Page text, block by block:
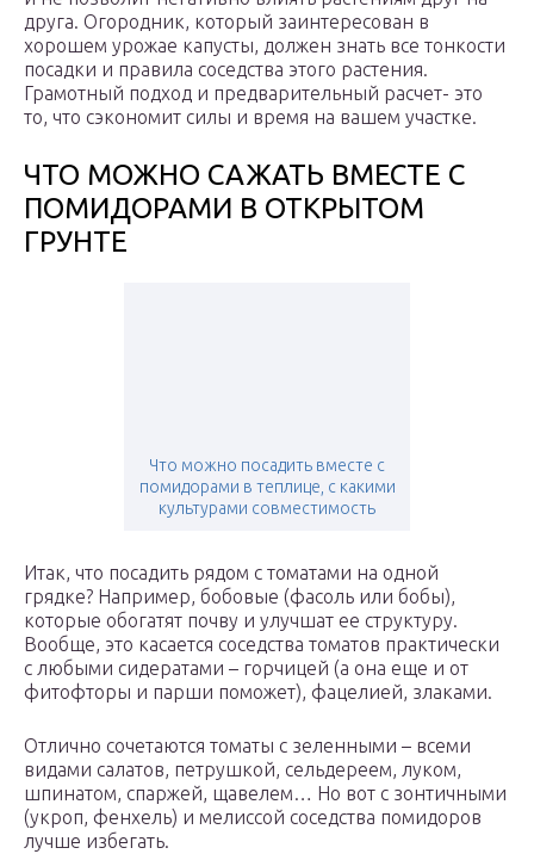
друга. Огородник, который заинтересован в
хорошем урожае капусты, должен знать все тонкости
посадки и правила соседства этого растения.
Грамотный подход и предварительный расчет- это
то, что сэкономит силы и время на вашем участке.
ЧТО МОЖНО САЖАТЬ ВМЕСТЕ С
ПОМИДОРАМИ В ОТКРЫТОМ
ГРУНТЕ
Что можно посадить вместе с
помидорами в теплице, с какими
культурами совместимость
Итак, что посадить рядом с томатами на одной
грядке? Например, бобовые (фасоль или бобы),
которые обогатят почву и улучшат ее структуру.
Вообще, это касается соседства томатов практически
с любыми сидератами – горчицей (а она еще и от
фитофторы и парши поможет), фацелией, злаками.
Отлично сочетаются томаты с зеленными – всеми
видами салатов, петрушкой, сельдереем, луком,
шпинатом, спаржей, щавелем… Но вот с зонтичными
(укроп, фенхель) и мелиссой соседства помидоров
лучше избегать.